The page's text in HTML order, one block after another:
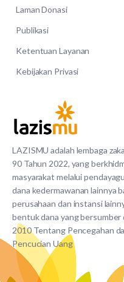
LAZISMU adalah lembaga
90 Tahun 2022, yang
masyarakat melalui
dana kedermawanan lainnya
perusahaan dan instansi
bentuk dana yang bersumber
2010 Tentang Pencegahan
Pencucian Uang
Laman Donasi
Publikasi
Ketentuan Layanan
Kebijakan Privasi